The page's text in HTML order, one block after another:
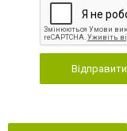
Відправити